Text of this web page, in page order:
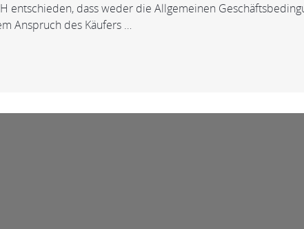
entschieden, dass weder die Allgemeinen
Anspruch des Käufers …